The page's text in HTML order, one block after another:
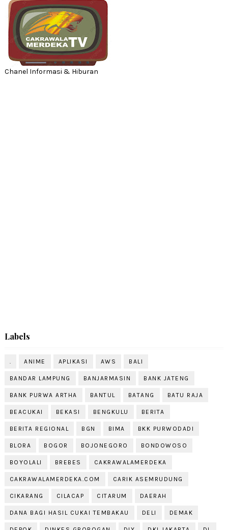
Chanel Informasi & Hiburan
Labels
ANIME APLIKASI AWS BALI
BANDAR LAMPUNG BANJARMASIN BANK JATENG
BANK PURWA ARTHA BANTUL BATANG BATU RAJA
BEACUKAI BEKASI BENGKULU BERITA
BERITA REGIONAL BGN BIMA BKK PURWODADI
BLORA BOGOR BOJONEGORO BONDOWOSO
BOYOLALI BREBES CAKRAWALAMERDEKA
CAKRAWALAMERDEKA.COM CARIK ASEMRUDUNG
CIKARANG CILACAP CITARUM DAERAH
DANA BAGI HASIL CUKAI TEMBAKAU DELI DEMAK